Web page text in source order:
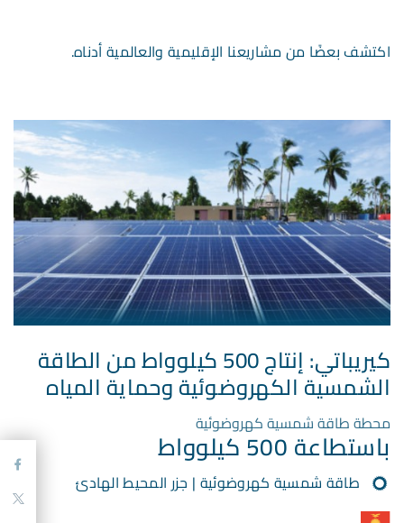
اكتشف بعضًا من مشاريعنا الإقليمية والعالمية أدناه.
كيريباتي: إنتاج 500 كيلوواط من الطاقة
الشمسية الكهروضوئية وحماية المياه
محطة طاقة شمسية كهروضوئية
باستطاعة 500 كيلوواط
طاقة شمسية كهروضوئية | جزر المحيط الهادئ